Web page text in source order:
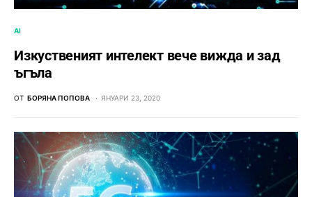
AI
Изкуственият интелект вече вижда и зад
ъгъла
ОТ БОРЯНА ПОПОВА ЯНУАРИ 23, 2020